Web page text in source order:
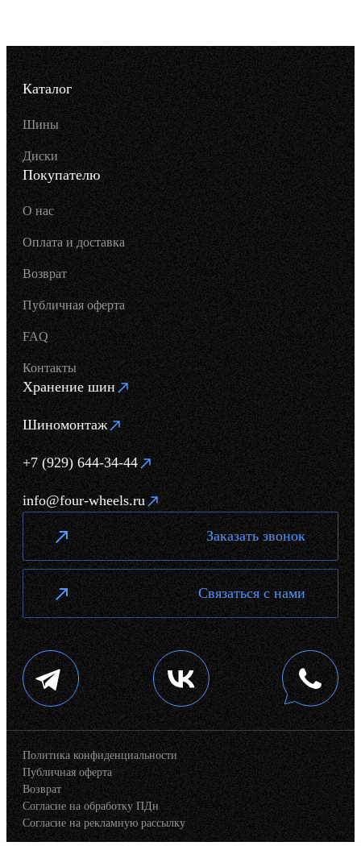
Каталог
Шины
Диски
Покупателю
О нас
Оплата и доставка
Возврат
Публичная оферта
FAQ
Контакты
Хранение шин
Шиномонтаж
+7 (929) 644-34-44
info@four-wheels.ru
Заказать звонок
Связаться с нами
Политика конфиденциальности
Публичная оферта
Возврат
Согласие на обработку ПДн
Согласие на рекламную рассылку